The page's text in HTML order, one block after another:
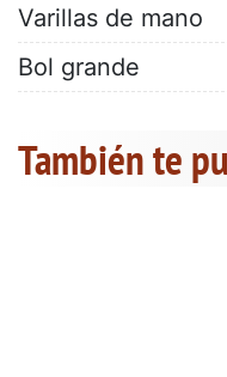
Varillas de mano
Bol grande
También te